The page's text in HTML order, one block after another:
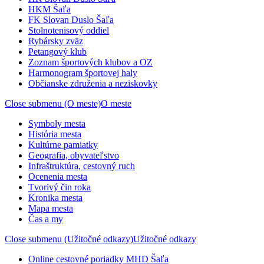
HKM Šaľa
FK Slovan Duslo Šaľa
Stolnotenisový oddiel
Rybársky zväz
Petangový klub
Zoznam športových klubov a OZ
Harmonogram športovej haly
Občianske združenia a neziskovky
Close submenu (O meste)O meste
Symboly mesta
História mesta
Kultúrne pamiatky
Geografia, obyvateľstvo
Infraštruktúra, cestovný ruch
Ocenenia mesta
Tvorivý čin roka
Kronika mesta
Mapa mesta
Čas a my
Close submenu (Užitočné odkazy)Užitočné odkazy
Online cestovné poriadky MHD Šaľa